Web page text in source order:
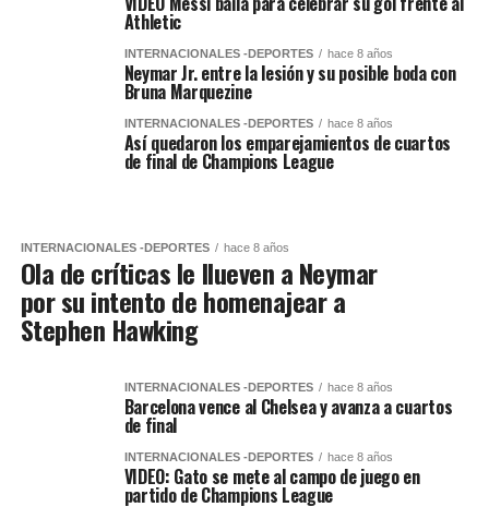
Athletic
INTERNACIONALES -DEPORTES hace 8 años
Neymar Jr. entre la lesión y su posible boda con
Bruna Marquezine
INTERNACIONALES -DEPORTES hace 8 años
Así quedaron los emparejamientos de cuartos
de final de Champions League
INTERNACIONALES -DEPORTES hace 8 años
Ola de críticas le llueven a Neymar
por su intento de homenajear a
Stephen Hawking
INTERNACIONALES -DEPORTES hace 8 años
Barcelona vence al Chelsea y avanza a cuartos
de final
INTERNACIONALES -DEPORTES hace 8 años
VIDEO: Gato se mete al campo de juego en
partido de Champions League